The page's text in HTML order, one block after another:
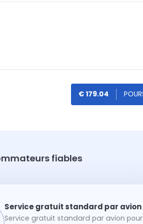
€ 179.04
fiables
Service gratuit standard par avion pour